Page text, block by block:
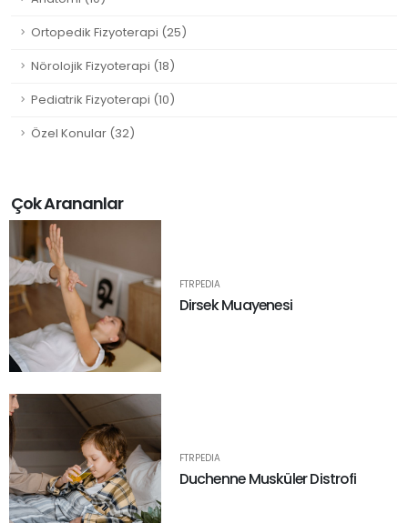
Ortopedik Fizyoterapi (25)
Nörolojik Fizyoterapi (18)
Pediatrik Fizyoterapi (10)
Özel Konular (32)
Çok Arananlar
FTRPEDIA
Dirsek Muayenesi
FTRPEDIA
Duchenne Musküler Distrofi